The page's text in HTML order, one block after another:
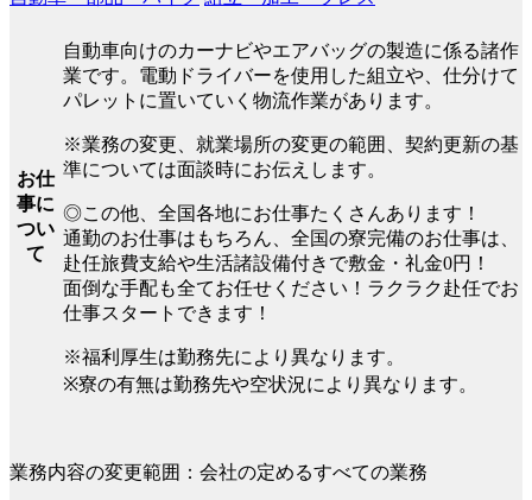
お仕
事に
つい
て
自動車向けのカーナビやエアバッグの製造に係る諸作
業です。電動ドライバーを使用した組立や、仕分けて
パレットに置いていく物流作業があります。
※業務の変更、就業場所の変更の範囲、契約更新の基
準については面談時にお伝えします。
◎この他、全国各地にお仕事たくさんあります！
通勤のお仕事はもちろん、全国の寮完備のお仕事は、
赴任旅費支給や生活諸設備付きで敷金・礼金0円！
面倒な手配も全てお任せください！ラクラク赴任でお
仕事スタートできます！
※福利厚生は勤務先により異なります。
※寮の有無は勤務先や空状況により異なります。
業務内容の変更範囲：会社の定めるすべての業務